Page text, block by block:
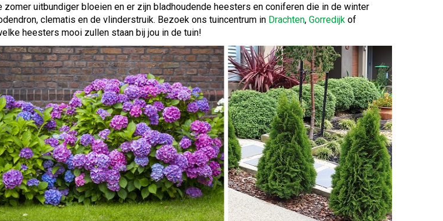
uitbundiger bloeien en er zijn bladhoudende heesters en coniferen die in de winter
clematis en de vlinderstruik. Bezoek ons tuincentrum in Drachten, Gorredijk of
heesters mooi zullen staan bij jou in de tuin!